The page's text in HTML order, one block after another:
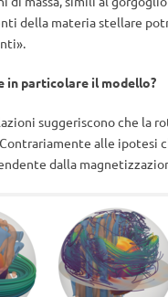
della materia stellare
in particolare il modello?
suggeriscono che la
alle ipotesi
dalla